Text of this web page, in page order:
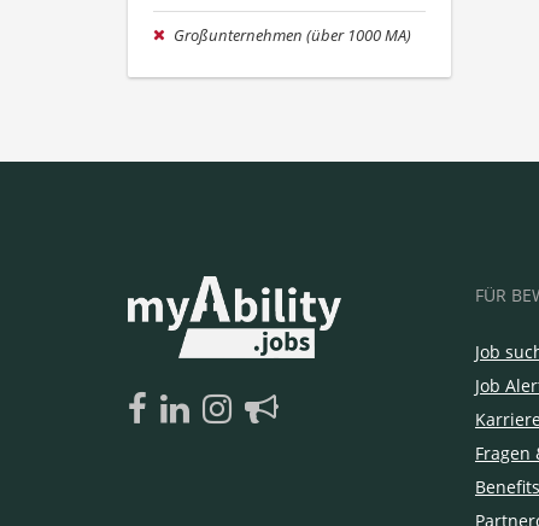
Großunternehmen (über 1000 MA)
FÜR
Job
Job
Fragen